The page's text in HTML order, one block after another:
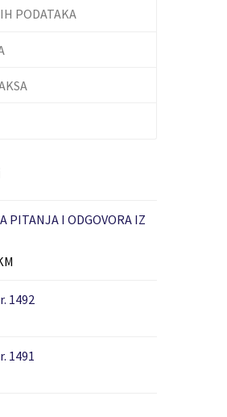
PODATAKA
PITANJA I ODGOVORA IZ
1492
1491